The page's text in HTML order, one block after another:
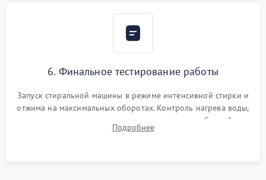
6. Финальное тестирование работы
Запуск стиральной машины в режиме интенсивной стирки и
отжима на максимальных оборотах. Контроль нагрева воды,
корректности слива, отсутствия излишних вибраций,
посторонних стуков и протечек под корпусом.
Подробнее